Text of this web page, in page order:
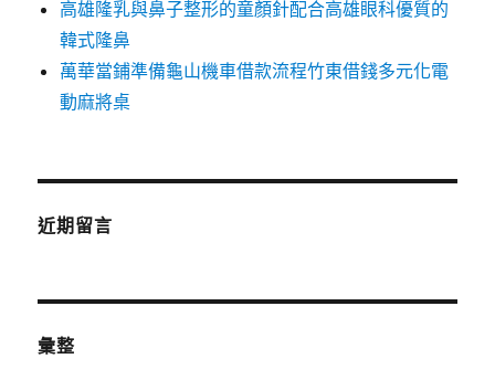
高雄隆乳與鼻子整形的童顏針配合高雄眼科優質的
韓式隆鼻
萬華當鋪準備龜山機車借款流程竹東借錢多元化電
動麻將桌
近期留言
彙整